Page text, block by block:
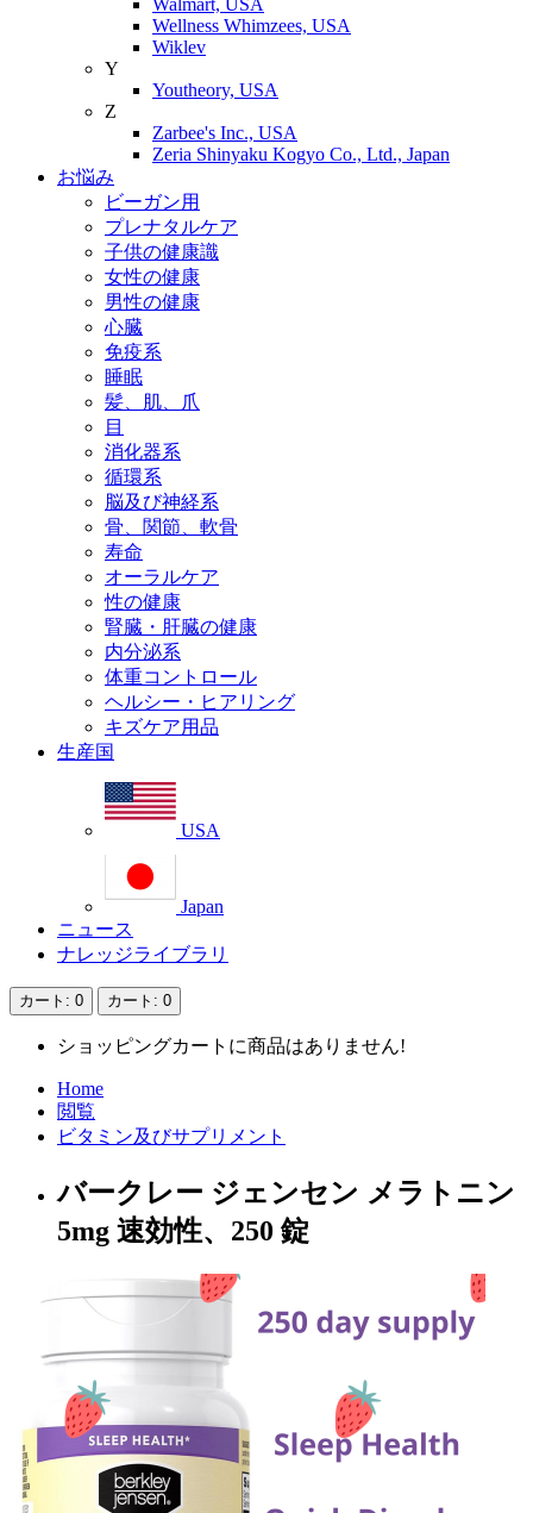
Wellness Whimzees, USA
Wiklev
Y
Youtheory, USA
Z
Zarbee's Inc., USA
Zeria Shinyaku Kogyo Co., Ltd., Japan
お悩み
ビーガン用
プレナタルケア
子供の健康識
女性の健康
男性の健康
心臓
免疫系
睡眠
髪、肌、爪
目
消化器系
循環系
脳及び神経系
骨、関節、軟骨
寿命
オーラルケア
性の健康
腎臓・肝臓の健康
内分泌系
体重コントロール
ヘルシー・ヒアリング
キズケア用品
生産国
USA
Japan
ニュース
ナレッジライブラリ
カート : 0 カート : 0
ショッピングカートに商品はありません!
Home
閲覧
ビタミン及びサプリメント
バークレー ジェンセン メラトニン
5mg 速効性、250 錠